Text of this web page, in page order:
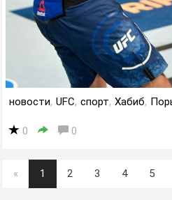
новости, UFC, спорт, Хабиб,
0 0
« 1 2 3 4 5